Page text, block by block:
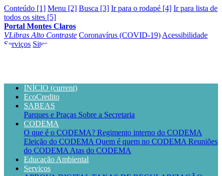
Conteúdo [1] Menu [2] Busca [3] Ir para o rodapé [4] Ir para lista de
todos os sites [5]
Portal Montes Claros
VLibras Alto Contraste Coronavírus (COVID-19) Acessibilidade
Serviços Sites
INÍCIO (current)
EcoCredito
SABEAS
Parques e Praças Sobre a Secretaria
CODEMA
O que é o CODEMA? Regimento interno do CODEMA
Eleição do CODEMA Quem é quem no CODEMA Reuniões
do CODEMA Atas do CODEMA
Educação Ambiental
Serviços